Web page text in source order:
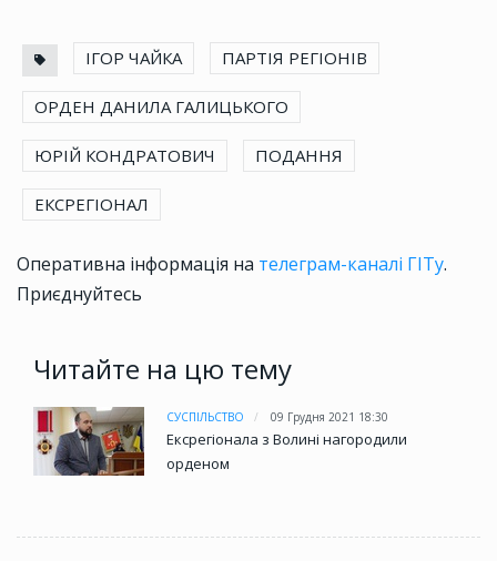
ІГОР ЧАЙКА ПАРТІЯ РЕГІОНІВ
ОРДЕН ДАНИЛА ГАЛИЦЬКОГО
ЮРІЙ КОНДРАТОВИЧ ПОДАННЯ
ЕКСРЕГІОНАЛ
Оперативна інформація на телеграм-каналі ГІТу.
Приєднуйтесь
Читайте на цю тему
СУСПІЛЬСТВО 09 Грудня 2021 18:30
Ексрегіонала з Волині нагородили
орденом